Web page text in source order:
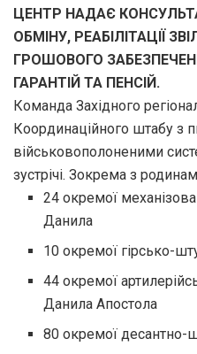
ЦЕНТР НАДАЄ
ОБМІНУ, РЕАБІЛІТАЦІЇ
ГРОШОВОГО
ГАРАНТІЙ ТА ПЕНСІЙ.
Команда Західного
Координаційного штабу з
військовополоненими
зустрічі. Зокрема з
24 окремої
Данила
10 окремої гірсько-
44 окремої
Данила Апостола
80 окремої десантно-